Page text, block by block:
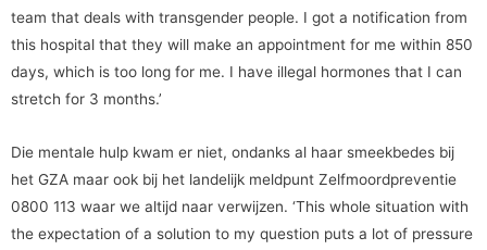
team that deals with transgender people. I got a notification from
this hospital that they will make an appointment for me within 850
days, which is too long for me. I have illegal hormones that I can
stretch for 3 months.’
Die mentale hulp kwam er niet, ondanks al haar smeekbedes bij
het GZA maar ook bij het landelijk meldpunt Zelfmoordpreventie
0800 113 waar we altijd naar verwijzen. ‘This whole situation with
the expectation of a solution to my question puts a lot of pressure